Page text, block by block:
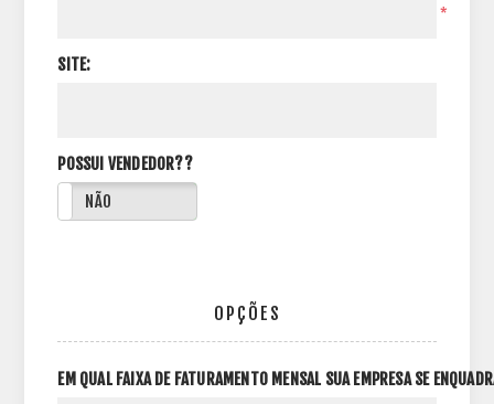
*
SITE:
POSSUI VENDEDOR??
NÃO
OPÇÕES
EM QUAL FAIXA DE FATURAMENTO MENSAL SUA EMPRESA SE